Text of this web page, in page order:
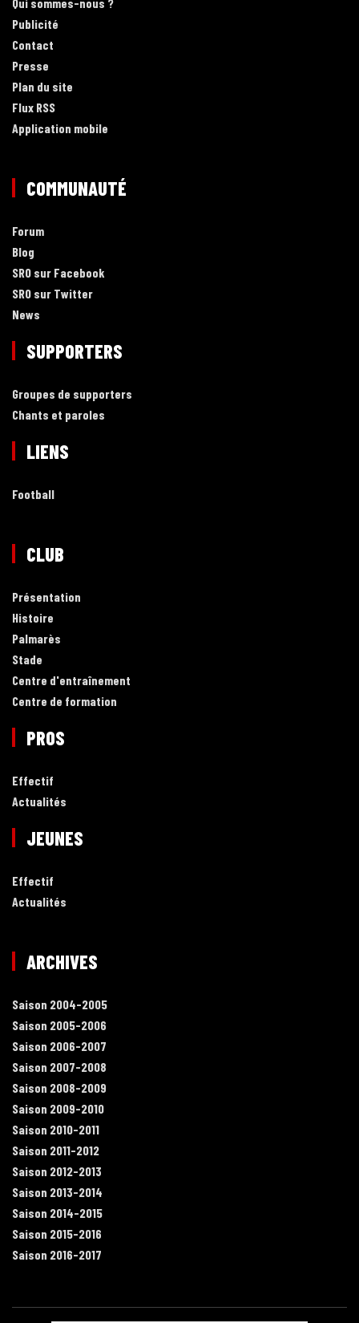
Publicité
Contact
Presse
Plan du site
Flux RSS
Application mobile
COMMUNAUTÉ
Forum
Blog
SRO sur Facebook
SRO sur Twitter
News
SUPPORTERS
Groupes de supporters
Chants et paroles
LIENS
Football
CLUB
Présentation
Histoire
Palmarès
Stade
Centre d'entraînement
Centre de formation
PROS
Effectif
Actualités
JEUNES
Effectif
Actualités
ARCHIVES
Saison 2004-2005
Saison 2005-2006
Saison 2006-2007
Saison 2007-2008
Saison 2008-2009
Saison 2009-2010
Saison 2010-2011
Saison 2011-2012
Saison 2012-2013
Saison 2013-2014
Saison 2014-2015
Saison 2015-2016
Saison 2016-2017